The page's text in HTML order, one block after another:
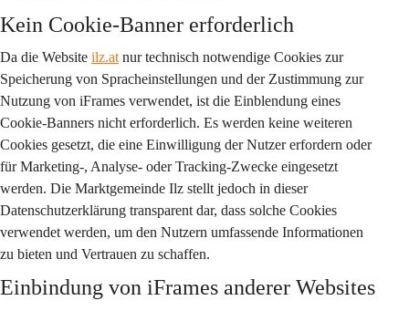
Kein Cookie-Banner erforderlich
Da die Website ilz.at nur technisch notwendige Cookies zur
Speicherung von Spracheinstellungen und der Zustimmung zur
Nutzung von iFrames verwendet, ist die Einblendung eines
Cookie-Banners nicht erforderlich. Es werden keine weiteren
Cookies gesetzt, die eine Einwilligung der Nutzer erfordern oder
für Marketing-, Analyse- oder Tracking-Zwecke eingesetzt
werden. Die Marktgemeinde Ilz stellt jedoch in dieser
Datenschutzerklärung transparent dar, dass solche Cookies
verwendet werden, um den Nutzern umfassende Informationen
zu bieten und Vertrauen zu schaffen.
Einbindung von iFrames anderer Websites